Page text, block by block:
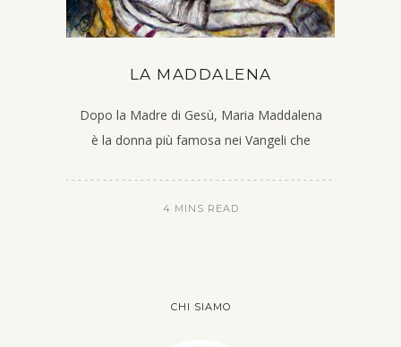
LA MADDALENA
Dopo la Madre di Gesù, Maria Maddalena
è la donna più famosa nei Vangeli che
4 MINS READ
CHI SIAMO